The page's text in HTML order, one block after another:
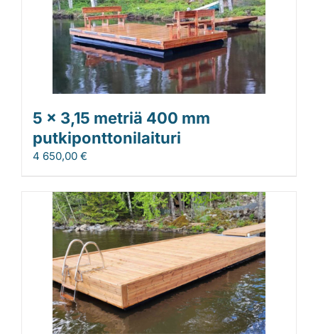
5 x 3,15 metriä 400 mm
putkiponttonilaituri
4 650,00 €